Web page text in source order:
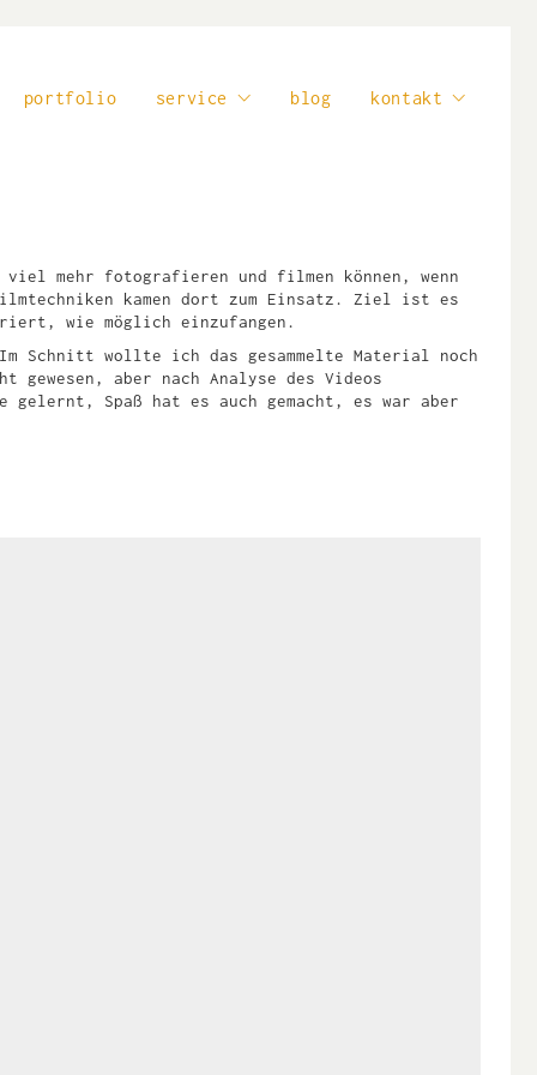
portfolio service blog kontakt
mehr fotografieren und filmen können, wenn
kamen dort zum Einsatz. Ziel ist es
wie möglich einzufangen.
Schnitt wollte ich das gesammelte Material noch
aber nach Analyse des Videos
gelernt, Spaß hat es auch gemacht, es war aber